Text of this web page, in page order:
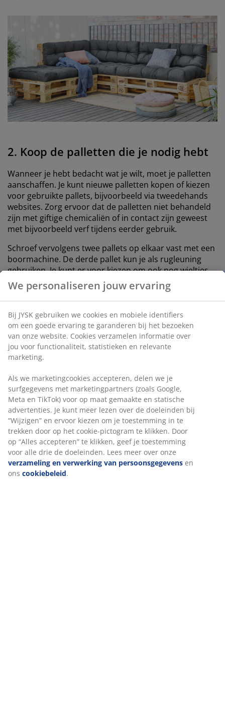
2. Koop de palletten die je nodig hebt
Wanneer je hebt bedacht wat je wilt, moet je palletten
aanschaffen. Je kunt nieuwe palletten kopen of kiezen
voor gebruikte pallets, bijvoorbeeld via tweedehands
websites. Zorg ervoor dat de palletten niet behandeld
zijn met giftige chemicaliën of in contact zijn geweest
met bijvoorbeeld verf tijdens eerder gebruik.
Schroef vervolgens twee pallets op elkaar vast met een
boormachine. De derde pallet kun je als rugleuning
gebruiken. Je kunt er voor kiezen om ook nog wieltjes
onder de palletbank te maken, zodat de bank
gemakkelijk verplaatsbaar is.
3. Vind de juiste palletkussens
Heb je jouw loungehoek van palletten klaar? Dan wil je
er natuurlijk wel comfortabel op kunnen zitten. Koop
een aantal zitkussens en rugkussens. Ze moeten niet
alleen passen bij de grootte van het palletmeubel dat je
aan het bouwen bent, maar ook groot genoeg zijn
zodat je de kieren tussen de planken in de zitting niet
voelt. En dik genoeg, zodat je de planken niet tegen je
rug voelt. De stof moet sterk, maar toch zacht zijn.
Kies bijvoorbeeld voor onze
zachte, dikke palletkussens SKJERPE .
We personaliseren jouw ervaring
Bij JYSK gebruiken we cookies en mobiele identifiers
om een goede ervaring te garanderen bij het bezoeken
van onze website. Cookies verzamelen informatie over
jou voor functionaliteit, statistieken en relevante
marketing.
Als we marketingcookies accepteren, delen we je
surfgegevens met marketingpartners (zoals Google,
Meta en TikTok) voor op maat gemaakte en statische
advertenties. Je kunt meer lezen over de doeleinden bij
“Wijzigen” en ervoor kiezen om je toestemming in te
trekken door op het cookie-pictogram te klikken. Door
op “Alles accepteren” te klikken, geef je toestemming
voor alle drie de doeleinden. Lees meer over onze
verzameling en verwerking van persoonsgegevens en
ons cookiebeleid.